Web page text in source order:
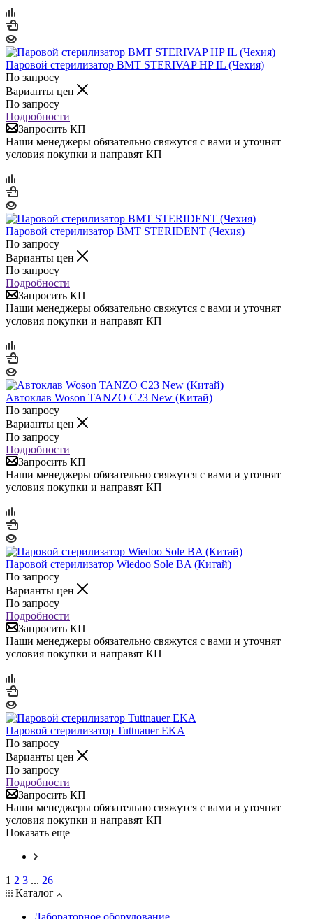
Паровой стерилизатор BMT STERIVAP HP IL (Чехия)
По запросу
Варианты цен
По запросу
Подробности
Запросить КП
Наши менеджеры обязательно свяжутся с вами и уточнят
условия покупки и направят КП
Паровой стерилизатор BMT STERIDENT (Чехия)
По запросу
Варианты цен
По запросу
Подробности
Запросить КП
Наши менеджеры обязательно свяжутся с вами и уточнят
условия покупки и направят КП
Автоклав Woson TANZO С23 New (Китай)
По запросу
Варианты цен
По запросу
Подробности
Запросить КП
Наши менеджеры обязательно свяжутся с вами и уточнят
условия покупки и направят КП
Паровой стерилизатор Wiedoo Sole BA (Китай)
По запросу
Варианты цен
По запросу
Подробности
Запросить КП
Наши менеджеры обязательно свяжутся с вами и уточнят
условия покупки и направят КП
Паровой стерилизатор Tuttnauer EKA
По запросу
Варианты цен
По запросу
Подробности
Запросить КП
Наши менеджеры обязательно свяжутся с вами и уточнят
условия покупки и направят КП
Показать еще
1 2 3 ... 26
Каталог
Лабораторное оборудование